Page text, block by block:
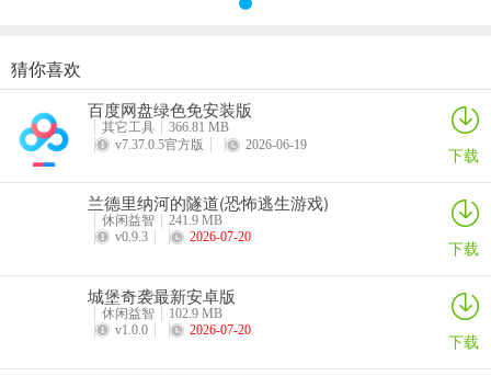
2、24小时客服美女在线回答问题，解决你的​牌局问题~
3、贴心的界面设置，闲来棋牌让手机屏幕可以根据时间来调整明暗，
也可以自己手动来调节相关数据，让你长时间玩牌也不会觉得疲倦。
4、海量的游戏玩家让你随时上线都能快速的找到对手，不管任何时
间，每天24小时都有海量的全国玩家在线进行实时的对战。软件评测
5、【游戏互动】
闲来棋牌点评
来棋牌自动配桌，只能洗牌，闲来棋牌玩家在这里可以放心游戏。除
了经典玩法，还有地方特色玩法，加上方言配音，感受地道的家乡棋
闲来棋牌app下载
详情
悠闲来棋牌
详情
福城闲来棋牌
猜你喜欢
百度网盘绿色免安装版
其它工具
366.81 MB
v7.37.0.5官方版
2026-06-19 下载
兰德里纳河的隧道(恐怖逃生游戏)
休闲益智
241.9 MB
v0.9.3
2026-07-20 下载
城堡奇袭最新安卓版
休闲益智
102.9 MB
v1.0.0
2026-07-20 下载